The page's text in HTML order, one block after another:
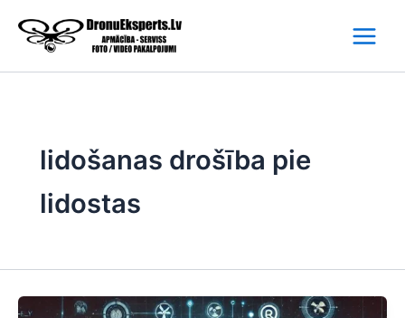
content
lidošanas drošība pie
lidostas